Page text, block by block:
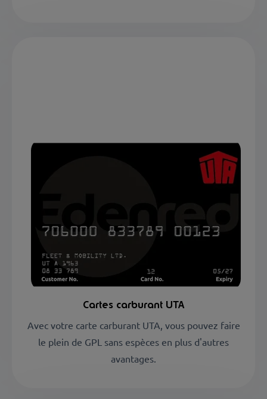
Cartes carburant UTA
Avec votre carte carburant UTA, vous pouvez faire
le plein de GPL sans espèces en plus d'autres
avantages.